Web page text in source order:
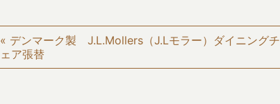
« デンマーク製 J.L.Mollers（J.Lモラー）ダイニングチ
ェア張替